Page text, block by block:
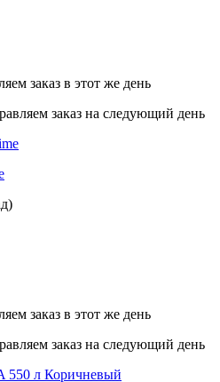
заказ в этот же день
заказ на следующий день
заказ в этот же день
заказ на следующий день